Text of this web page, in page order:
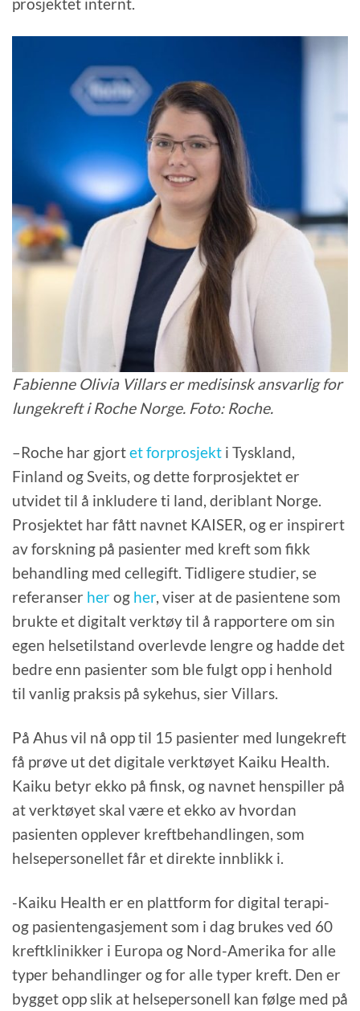
Fabienne Olivia Villars er medisinsk ansvarlig for
lungekreft i Roche Norge. Foto: Roche.
–Roche har gjortet forprosjekt i Tyskland,
Finland og Sveits, og dette forprosjektet er
utvidet til å inkludere ti land, deriblant Norge.
Prosjektet har fått navnet KAISER, og er inspirert
av forskning på pasienter med kreft som fikk
behandling med cellegift. Tidligere studier, se
referanser herog her, viser at de pasientene som
brukte et digitalt verktøy til å rapportere om sin
egen helsetilstand overlevde lengre og hadde det
bedre enn pasienter som ble fulgt opp i henhold
til vanlig praksis på sykehus, sier Villars.
På Ahus vil nå opp til 15 pasienter med lungekreft
få prøve ut det digitale verktøyet Kaiku Health.
Kaiku betyr ekko på finsk, og navnet henspiller på
at verktøyet skal være et ekko av hvordan
pasienten opplever kreftbehandlingen, som
helsepersonellet får et direkte innblikk i.
-Kaiku Health er en plattform for digital terapi-
og pasientengasjement som i dag brukes ved 60
kreftklinikker i Europa og Nord-Amerika for alle
typer behandlinger og for alle typer kreft. Den er
bygget opp slik at helsepersonell kan følge med på